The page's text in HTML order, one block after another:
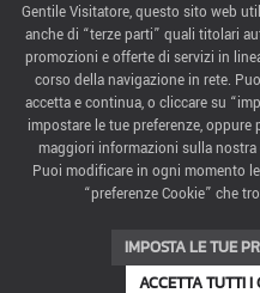
ITALIAN EXHIBITION
Via Emilia
CF/PI 00139440408, Registro Imprese: Rimini
Gentile Visitatore, questo sito web
anche di “terze parti” quali titolari
promozioni e offerte di servizi in
corso della navigazione in rete.
accetta e continua, o cliccare su
impostare le tue preferenze,
maggiori informazioni sulla
Puoi modificare in ogni momento
“preferenze Cookie” che
IMPOSTA LE TUE
ACCETTA TUTTI I